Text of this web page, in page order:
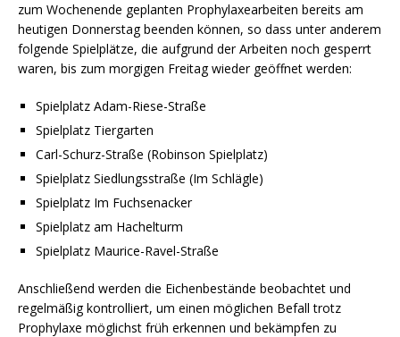
zum Wochenende geplanten Prophylaxearbeiten bereits am
heutigen Donnerstag beenden können, so dass unter anderem
folgende Spielplätze, die aufgrund der Arbeiten noch gesperrt
waren, bis zum morgigen Freitag wieder geöffnet werden:
Spielplatz Adam-Riese-Straße
Spielplatz Tiergarten
Carl-Schurz-Straße (Robinson Spielplatz)
Spielplatz Siedlungsstraße (Im Schlägle)
Spielplatz Im Fuchsenacker
Spielplatz am Hachelturm
Spielplatz Maurice-Ravel-Straße
Anschließend werden die Eichenbestände beobachtet und
regelmäßig kontrolliert, um einen möglichen Befall trotz
Prophylaxe möglichst früh erkennen und bekämpfen zu